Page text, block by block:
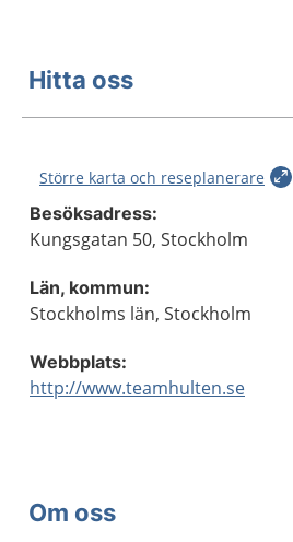
Hitta oss
Större karta och reseplanerare
Besöksadress:
Kungsgatan 50, Stockholm
Län, kommun:
Stockholms län, Stockholm
Webbplats:
http://www.teamhulten.se
Om oss